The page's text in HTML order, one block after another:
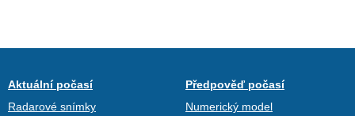
Aktuální počasí
Radarové snímky
Předpověď počasí
Numerický model